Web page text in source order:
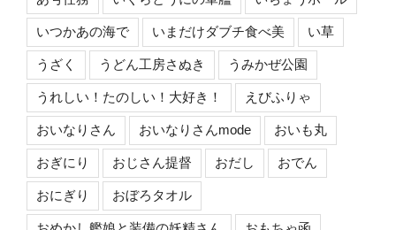
いつかあの海で いまだけダブチ食べ美 い草
うざく うどん工房さぬき うみかぜ公園
うれしい！たのしい！大好き！ えびふりゃ
おいなりさん おいなりさんmode おいも丸
おぎにり おじさん提督 おだし おでん
おにぎり おぼろタオル